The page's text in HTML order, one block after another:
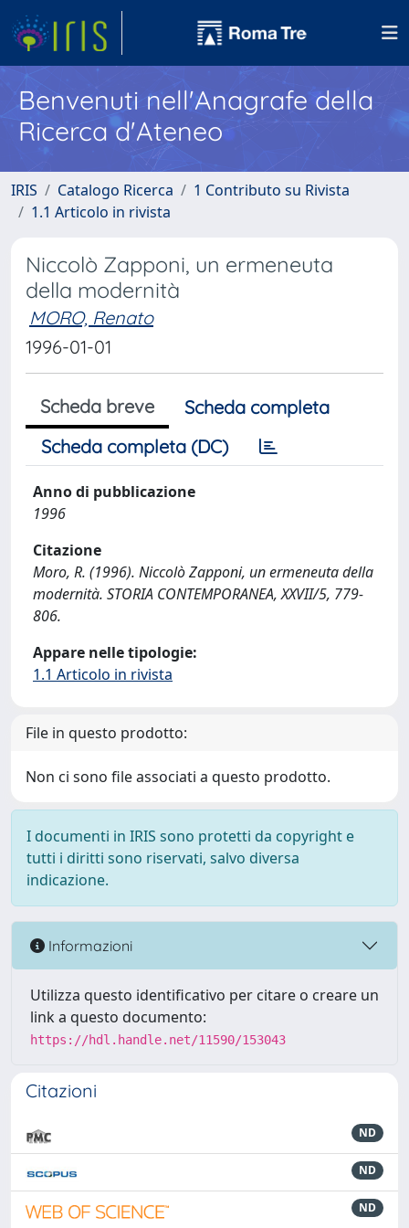
Benvenuti nell'Anagrafe della
Ricerca d'Ateneo
IRIS Catalogo Ricerca
1 Contributo su Rivista
1.1 Articolo in rivista
Niccolò Zapponi, un ermeneuta
della modernità
MORO, Renato
1996-01-01
Scheda breve
Scheda completa
Scheda completa (DC)
Anno di pubblicazione
1996
Citazione
Moro, R. (1996). Niccolò Zapponi, un ermeneuta della
modernità. STORIA CONTEMPORANEA, XXVII/5, 779-
806.
Appare nelle tipologie:
1.1 Articolo in rivista
File in questo prodotto:
Non ci sono file associati a questo prodotto.
I documenti in IRIS sono protetti da copyright e
tutti i diritti sono riservati, salvo diversa
indicazione.
Informazioni
Utilizza questo identificativo per citare o creare un
link a questo documento:
https://hdl.handle.net/11590/153043
Citazioni
ND
ND
ND